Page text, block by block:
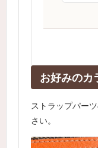
お好みのカ
ストラップパー
さい。